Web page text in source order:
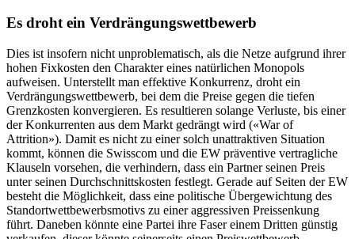
Es droht ein Verdrängungswettbewerb
Dies ist insofern nicht unproblematisch, als die Netze aufgrund ihrer
hohen Fixkosten den Charakter eines natürlichen Monopols
aufweisen. Unterstellt man effektive Konkurrenz, droht ein
Verdrängungswettbewerb, bei dem die Preise gegen die tiefen
Grenzkosten konvergieren. Es resultieren solange Verluste, bis einer
der Konkurrenten aus dem Markt gedrängt wird («War of
Attrition»). Damit es nicht zu einer solch unattraktiven Situation
kommt, können die Swisscom und die EW präventive vertragliche
Klauseln vorsehen, die verhindern, dass ein Partner seinen Preis
unter seinen Durchschnittskosten festlegt. Gerade auf Seiten der EW
besteht die Möglichkeit, dass eine politische Übergewichtung des
Standortwettbewerbsmotivs zu einer aggressiven Preissenkung
führt. Daneben könnte eine Partei ihre Faser einem Dritten günstig